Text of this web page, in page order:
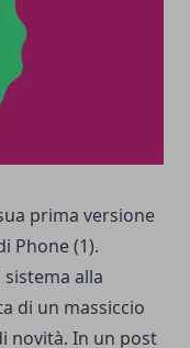
prima versione
Phone (1).
alla
di un massiccio
novità. In un post